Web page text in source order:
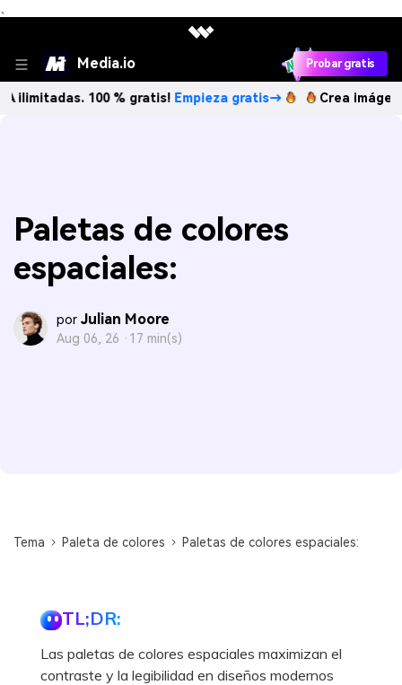
、
Media.io Probar gratis
100 % gratis!Empieza gratis→ Crea imágenes IA
Paletas de colores
espaciales:
por Julian Moore
Aug 06, 26 · 17 min(s)
Tema Paleta de colores Paletas de colores espaciales:
TL;DR:
Las paletas de colores espaciales maximizan el
contraste y la legibilidad en diseños modernos